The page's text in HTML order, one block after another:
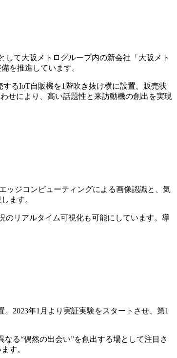
して大阪メトログループ内の新会社「大阪メト
を推進しています。
るIoT自販機を1階吹き抜け横に設置。販売状
せにより、高い話題性と来訪動機の創出を実現
ッジコンピューティングによる画像認識と、気
ます。
のリアルタイム可視化も可能にしています。導
2023年1月より実証実験をスタートさせ、第1
る“偶然の出会い”を創出する場として注目さ
す。